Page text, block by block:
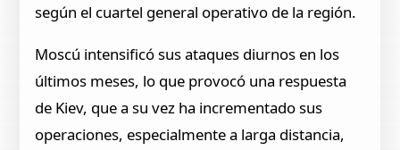
según el cuartel general operativo de la región.
Moscú intensificó sus ataques diurnos en los
últimos meses, lo que provocó una respuesta
de Kiev, que a su vez ha incrementado sus
operaciones, especialmente a larga distancia,